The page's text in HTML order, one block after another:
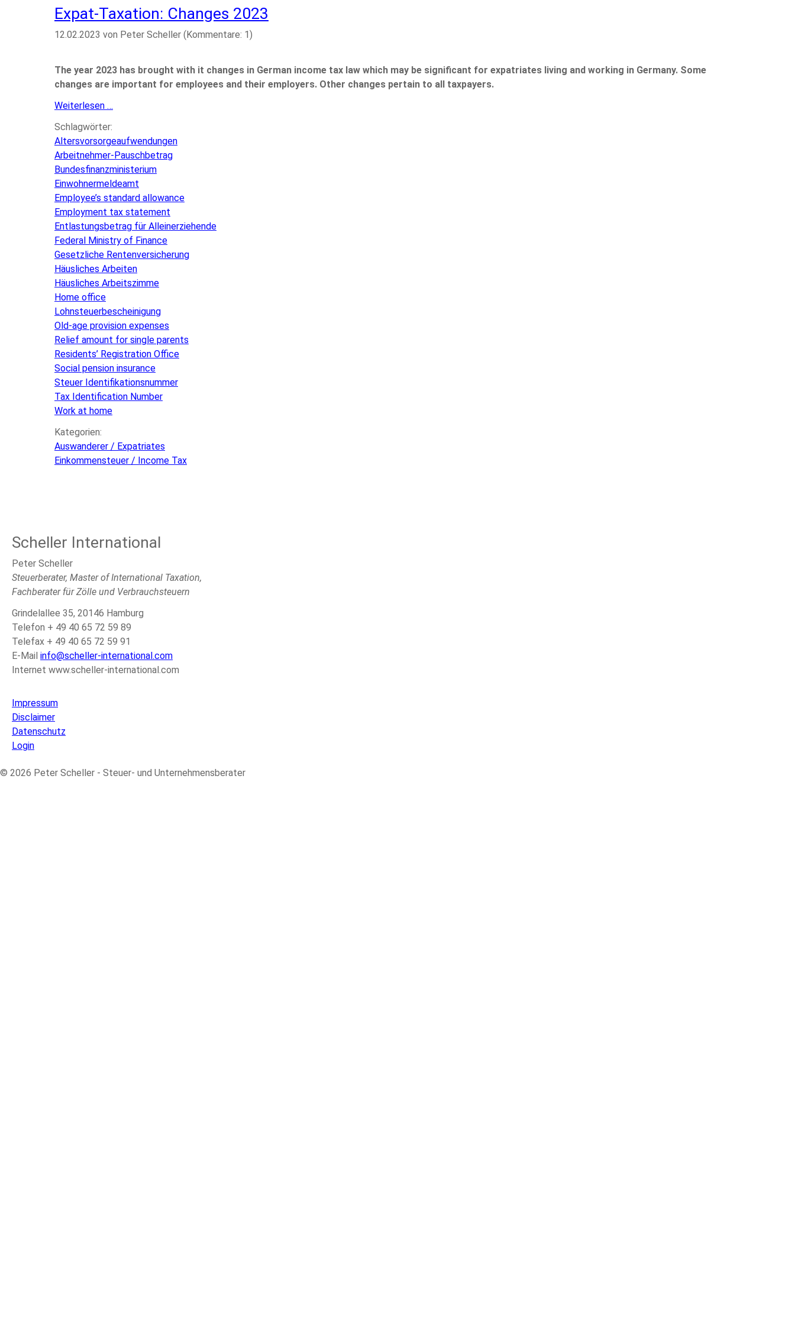
Expat-Taxation: Changes 2023
12.02.2023 von Peter Scheller (Kommentare: 1)
The year 2023 has brought with it changes in German income tax law which may be significant for expatriates living and working in Germany. Some
changes are important for employees and their employers. Other changes pertain to all taxpayers.
Weiterlesen …
2023
Schlagwörter:
Altersvorsorgeaufwendungen
Arbeitnehmer-Pauschbetrag
Bundesfinanzministerium
Einwohnermeldeamt
Employee’s standard allowance
Employment tax statement
Entlastungsbetrag für Alleinerziehende
Federal Ministry of Finance
Gesetzliche Rentenversicherung
Häusliches Arbeiten
Häusliches Arbeitszimme
Home office
Lohnsteuerbescheinigung
Old-age provision expenses
Relief amount for single parents
Residents’ Registration Office
Social pension insurance
Steuer Identifikationsnummer
Tax Identification Number
Work at home
Kategorien:
Auswanderer / Expatriates
Einkommensteuer / Income Tax
Scheller International
Peter Scheller
Steuerberater, Master of International Taxation,
Fachberater für Zölle und Verbrauchsteuern
Grindelallee 35, 20146 Hamburg
Telefon + 49 40 65 72 59 89
Telefax + 49 40 65 72 59 91
E-Mail info@scheller-international.com
Internet www.scheller-international.com
Impressum
Disclaimer
Datenschutz
Login
© 2026 Peter Scheller - Steuer- und Unternehmensberater